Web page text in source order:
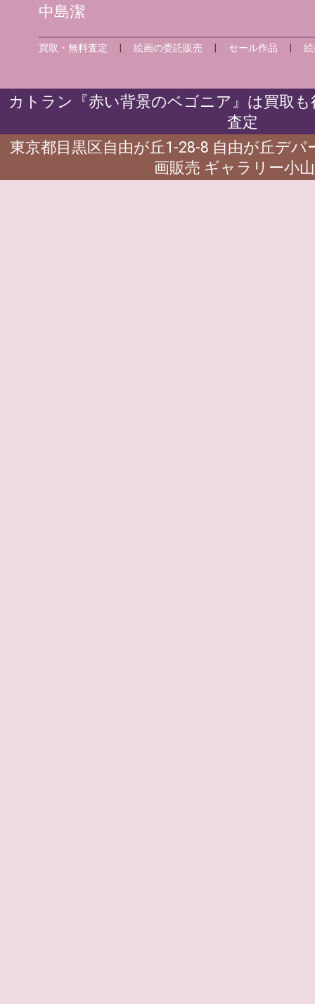
中島潔
買取・無料査定 |絵画の委託販売 セール作品 |
カトラン『赤い背景のベゴニア』は買取
査定
東京都目黒区自由が丘1-28-8 自由が丘デ
画販売 ギャラリー小